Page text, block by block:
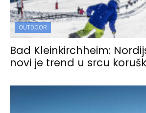
OUTDOOR
Bad Kleinkirchheim:
novi je trend u srcu